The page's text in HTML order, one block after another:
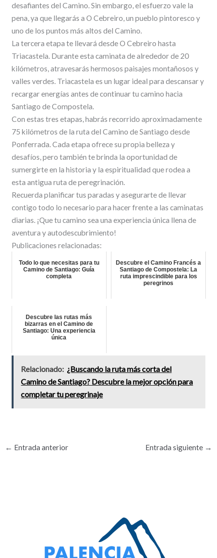
desafiantes del Camino. Sin embargo, el esfuerzo vale la
pena, ya que llegarás a O Cebreiro, un pueblo pintoresco y
uno de los puntos más altos del Camino.
La tercera etapa te llevará desde O Cebreiro hasta
Triacastela. Durante esta caminata de alrededor de 20
kilómetros, atravesarás hermosos paisajes montañosos y
valles verdes. Triacastela es un lugar ideal para descansar y
recargar energías antes de continuar tu camino hacia
Santiago de Compostela.
Con estas tres etapas, habrás recorrido aproximadamente
75 kilómetros de la ruta del Camino de Santiago desde
Ponferrada. Cada etapa ofrece su propia belleza y
desafíos, pero también te brinda la oportunidad de
sumergirte en la historia y la espiritualidad que rodea a
esta antigua ruta de peregrinación.
Recuerda planificar tus paradas y asegurarte de llevar
contigo todo lo necesario para hacer frente a las caminatas
diarias. ¡Que tu camino sea una experiencia única llena de
aventura y autodescubrimiento!
Publicaciones relacionadas:
Todo lo que necesitas para tu
Camino de Santiago: Guía
completa
Descubre el Camino Francés a
Santiago de Compostela: La
ruta imprescindible para los
peregrinos
Descubre las rutas más
bizarras en el Camino de
Santiago: Una experiencia
única
Relacionado: ¿Buscando la ruta más corta del
Camino de Santiago? Descubre la mejor opción para
completar tu peregrinaje
← Entrada anterior Entrada siguiente →